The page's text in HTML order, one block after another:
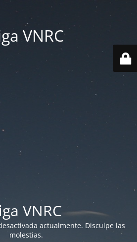
VNRC
VNRC
actualmente. Disculpe las
molestias.